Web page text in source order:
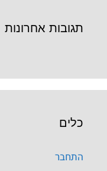
תגובות אחרונות
כלים
התחבר